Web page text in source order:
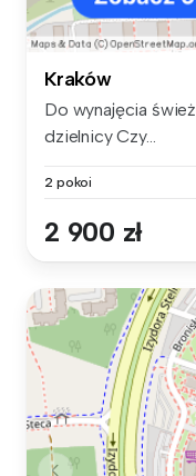
Kraków
Do wynajęcia
dzielnicy Czy...
2 pokoi
2 900 zł